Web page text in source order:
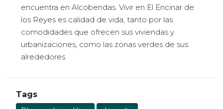
encuentra en Alcobendas. Vivir en El Encinar de
los Reyes es calidad de vida, tanto por las
comodidades que ofrecen sus viviendas y
urbanizaciones, como las zonas verdes de sus
alrededores.
Tags